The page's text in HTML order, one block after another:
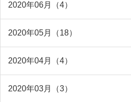
2020年06月（4）
2020年05月（18）
2020年04月（4）
2020年03月（3）